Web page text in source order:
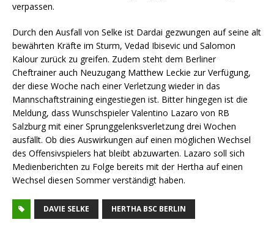
verpassen.
Durch den Ausfall von Selke ist Dardai gezwungen auf seine alt
bewährten Kräfte im Sturm, Vedad Ibisevic und Salomon
Kalour zurück zu greifen. Zudem steht dem Berliner
Cheftrainer auch Neuzugang Matthew Leckie zur Verfügung,
der diese Woche nach einer Verletzung wieder in das
Mannschaftstraining eingestiegen ist. Bitter hingegen ist die
Meldung, dass Wunschspieler Valentino Lazaro von RB
Salzburg mit einer Sprunggelenksverletzung drei Wochen
ausfällt. Ob dies Auswirkungen auf einen möglichen Wechsel
des Offensivspielers hat bleibt abzuwarten. Lazaro soll sich
Medienberichten zu Folge bereits mit der Hertha auf einen
Wechsel diesen Sommer verständigt haben.
DAVIE SELKE HERTHA BSC BERLIN